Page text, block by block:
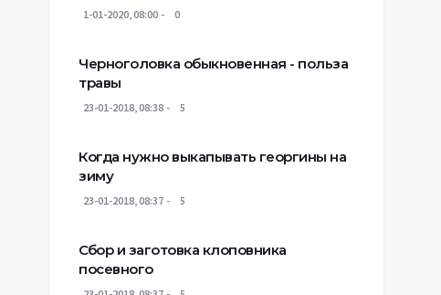
1-01-2020, 08:00 0
Черноголовка обыкновенная - польза
травы
23-01-2018, 08:38 5
Когда нужно выкапывать георгины на
зиму
23-01-2018, 08:37 5
Сбор и заготовка клоповника
посевного